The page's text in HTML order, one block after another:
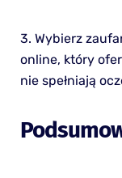
3. Wybierz
online, który
nie spełniają